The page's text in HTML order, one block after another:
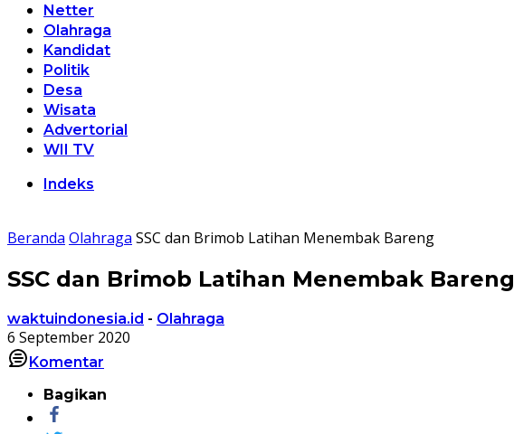
Netter
Olahraga
Kandidat
Politik
Desa
Wisata
Advertorial
WII TV
Indeks
Beranda Olahraga SSC dan Brimob Latihan Menembak Bareng
SSC dan Brimob Latihan Menembak Bareng
waktuindonesia.id - Olahraga
6 September 2020
Komentar
Bagikan